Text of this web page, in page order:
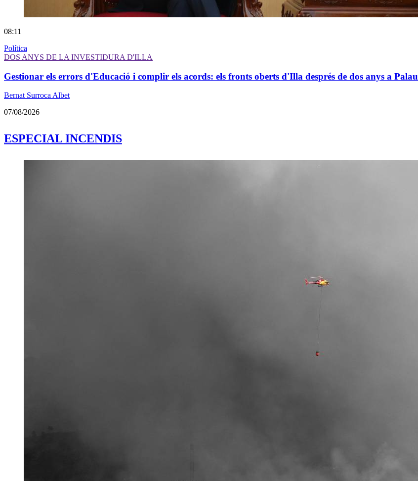
08:11
Política
DOS ANYS DE LA INVESTIDURA D'ILLA
Gestionar els errors d'Educació i complir els acords: els fronts oberts d'Illa després de dos anys a Palau
Bernat Surroca Albet
07/08/2026
ESPECIAL INCENDIS